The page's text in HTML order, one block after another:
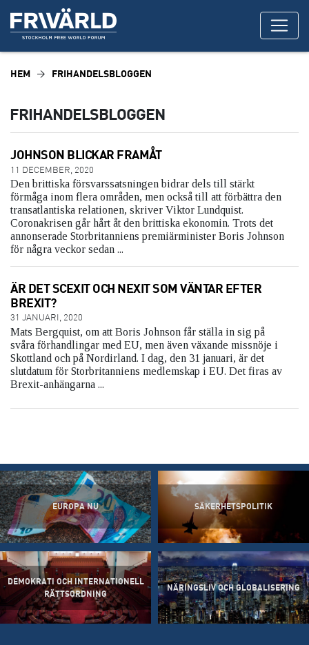
HEM FRIHANDELSBLOGGEN
FRIHANDELSBLOGGEN
JOHNSON BLICKAR FRAMÅT
11 DECEMBER, 2020
Den brittiska försvarssatsningen bidrar dels till stärkt
förmåga inom flera områden, men också till att förbättra den
transatlantiska relationen, skriver Viktor Lundquist.
Coronakrisen går hårt åt den brittiska ekonomin. Trots det
annonserade Storbritanniens premiärminister Boris Johnson
för några veckor sedan ...
ÄR DET SCEXIT OCH NEXIT SOM VÄNTAR EFTER
BREXIT?
31 JANUARI, 2020
Mats Bergquist, om att Boris Johnson får ställa in sig på
svåra förhandlingar med EU, men även växande missnöje i
Skottland och på Nordirland. I dag, den 31 januari, är det
slutdatum för Storbritanniens medlemskap i EU. Det firas av
Brexit-anhängarna ...
EUROPA NU SÄKERHETSPOLITIK
DEMOKRATI OCH INTERNATIONELL
RÄTTSORDNING
NÄRINGSLIV OCH GLOBALISERING